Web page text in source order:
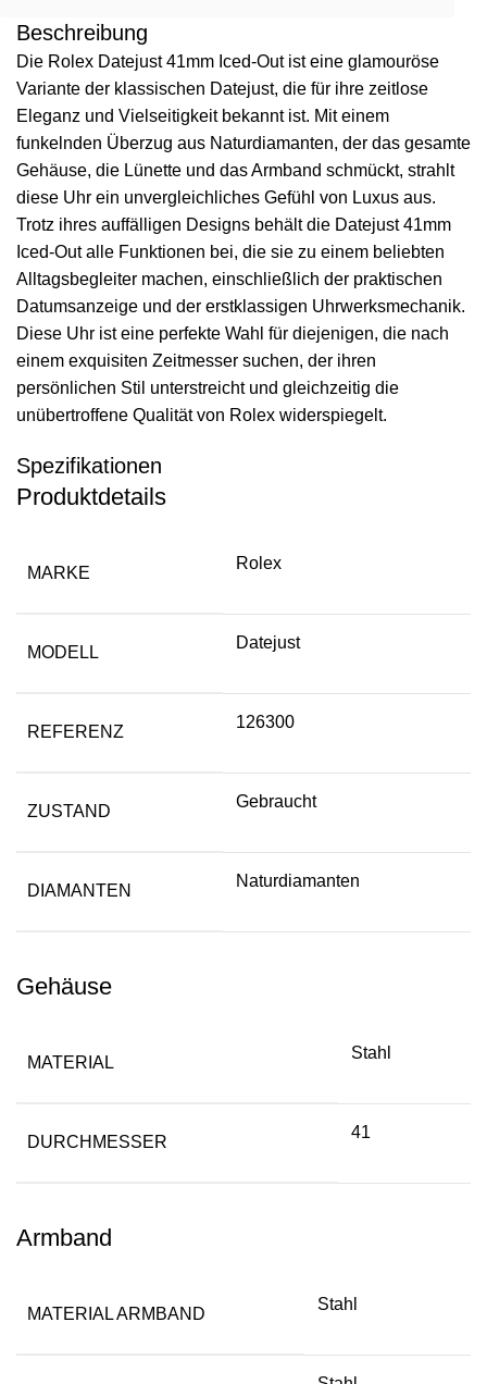
Beschreibung
Die Rolex Datejust 41mm Iced-Out ist eine glamouröse
Variante der klassischen Datejust, die für ihre zeitlose
Eleganz und Vielseitigkeit bekannt ist. Mit einem
funkelnden Überzug aus Naturdiamanten, der das gesamte
Gehäuse, die Lünette und das Armband schmückt, strahlt
diese Uhr ein unvergleichliches Gefühl von Luxus aus.
Trotz ihres auffälligen Designs behält die Datejust 41mm
Iced-Out alle Funktionen bei, die sie zu einem beliebten
Alltagsbegleiter machen, einschließlich der praktischen
Datumsanzeige und der erstklassigen Uhrwerksmechanik.
Diese Uhr ist eine perfekte Wahl für diejenigen, die nach
einem exquisiten Zeitmesser suchen, der ihren
persönlichen Stil unterstreicht und gleichzeitig die
unübertroffene Qualität von Rolex widerspiegelt.
Spezifikationen
Produktdetails
MARKE
Rolex
MODELL
Datejust
REFERENZ
126300
ZUSTAND
Gebraucht
DIAMANTEN
Naturdiamanten
Gehäuse
MATERIAL
Stahl
DURCHMESSER
41
Armband
MATERIAL ARMBAND
Stahl